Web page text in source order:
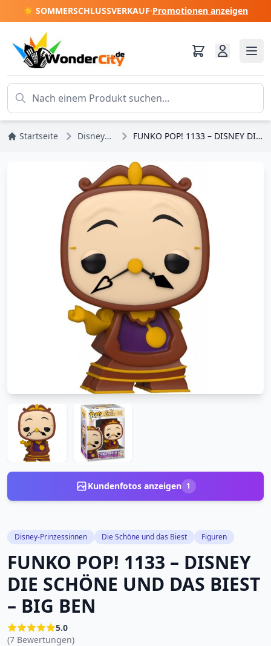
☀️ SOMMERSCHLUSSVERKAUF·Promotionen anzeigen
Startseite Disney-Prinzessinnen FUNKO POP! 1133 – DISNEY DIE SCHÖNE UND DAS BIEST – BIG BEN
Kundenfotos anzeigen 1
Disney-Prinzessinnen Die Schöne und das Biest Figuren
FUNKO POP! 1133 – DISNEY
DIE SCHÖNE UND DAS BIEST
– BIG BEN
5.0
(7 Bewertungen)